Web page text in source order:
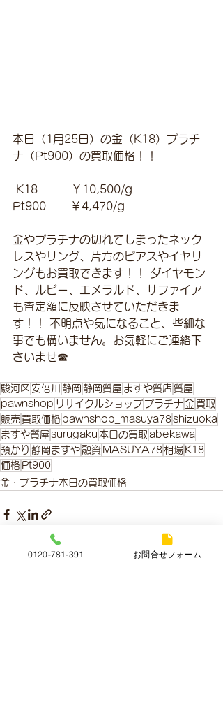
本日（1月25日）の金（K18）プラチ
ナ（Pt900）の買取価格！！
K18　　　￥10,500/g
Pt900       ￥4,470/g
金やプラチナの切れてしまったネック
レスやリング、片方のピアスやイヤリ
ングもお買取できます！！ ダイヤモン
ド、ルビー、エメラルド、サファイア
も査定額に反映させていただきま
す！！ 不明点や気になること、些細な
事でも構いません。お気軽にご連絡下
さいませ☎
駿河区 安倍川 静岡 静岡質屋 ますや質店 質屋
pawnshop リサイクルショップ プラチナ 金 買取
販売 買取価格 pawnshop_masuya78shizuoka
ますや質屋 surugaku 本日の買取 abekawa
預かり 静岡ますや 融資 MASUYA78相場 K18
価格 Pt900
金・プラチナ本日の買取価格
0120-781-391 お問合せフォーム